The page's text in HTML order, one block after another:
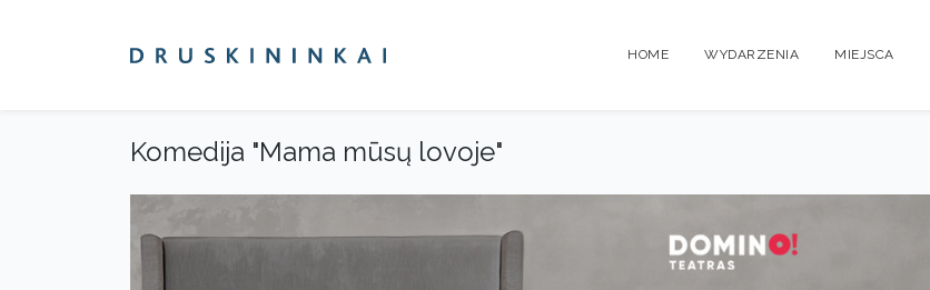
HOME WYDARZENIA MIEJSCA
Komedija "Mama mūsų lovoje"